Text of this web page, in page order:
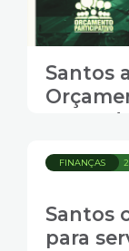
Santos
FINANÇAS
Santos
para